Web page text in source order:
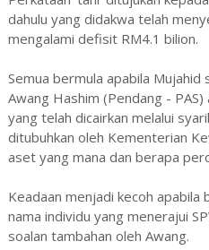
dahulu yang didakwa telah
mengalami defisit RM4.1 bilion.
Semua bermula apabila Mujahid
Awang Hashim (Pendang -
yang telah dicairkan melalui
ditubuhkan oleh Kementerian
aset yang mana dan berapa
Keadaan menjadi kecoh apabila
nama individu yang menerajui
soalan tambahan oleh Awang.